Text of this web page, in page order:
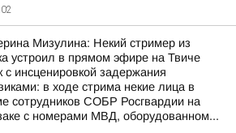
Мизулина: Некий стример из
устроил в прямом эфире на Твиче
с инсценировкой задержания
в ходе стрима некие лица в
сотрудников СОБР Росгвардии на
с номерами МВД, оборудованном...